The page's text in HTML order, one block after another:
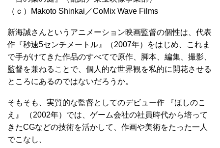
（ｃ）Makoto Shinkai／CoMix Wave Films
新海誠さんというアニメーション映画監督の個性は、代表
作『秒速5センチメートル』（2007年）をはじめ、これま
で手がけてきた作品のすべてで原作、脚本、編集、撮影、
監督を兼ねることで、個人的な世界観を私的に開花させる
ところにあるのではないだろうか。
そもそも、実質的な監督としてのデビュー作 『ほしのこ
え』 （2002年）では、ゲーム会社の社員時代から培って
きたCGなどの技術を活かして、作画や美術をたった一人
でこなし、